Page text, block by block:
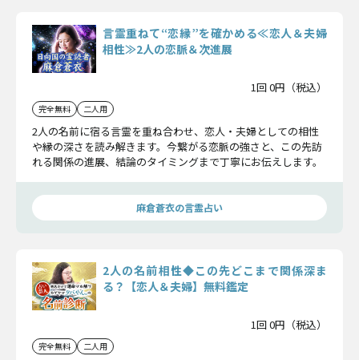
言霊重ねて“恋縁”を確かめる≪恋人＆夫婦
相性≫2人の恋脈＆次進展
1回 0円（税込）
完全無料 二人用
2人の名前に宿る言霊を重ね合わせ、恋人・夫婦としての相性
や縁の深さを読み解きます。今繋がる恋脈の強さと、この先訪
れる関係の進展、結論のタイミングまで丁寧にお伝えします。
麻倉蒼衣の言霊占い
2人の名前相性◆この先どこまで関係深ま
る？【恋人＆夫婦】無料鑑定
1回 0円（税込）
完全無料 二人用